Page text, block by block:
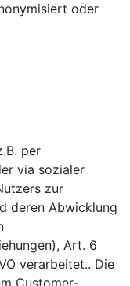
oder
per
via sozialer
zur
deren Abwicklung
Art. 6
verarbeitet.. Die
Customer-